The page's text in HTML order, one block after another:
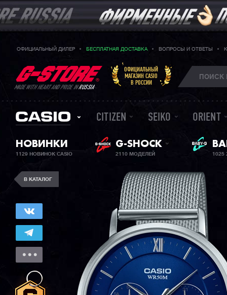
ОФИЦИАЛЬНЫЙ ДИЛЕР БЕСПЛАТНАЯ ДОСТАВКА ВОПРОСЫ И ОТВЕТЫ
MADE WITH HEART AND PRIDE INRUSSIA
ОФИЦИАЛЬНЫЙ
МАГАЗИН CASIO
В РОССИИ
CITIZEN SEIKO ORIENT
НОВИНКИ
1129 НОВИНОК CASIO
G-SHOCK
2110 МОДЕЛЕЙ
В КАТАЛОГ